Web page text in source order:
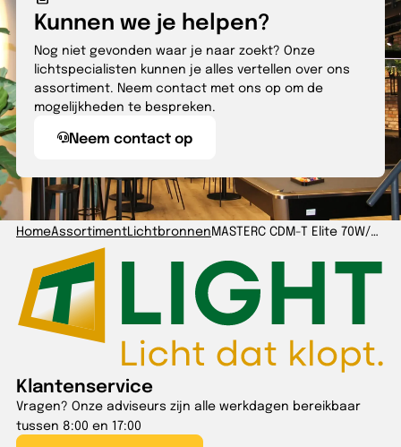
Kunnen we je helpen?
Nog niet gevonden waar je naar zoekt? Onze
lichtspecialisten kunnen je alles vertellen over ons
assortiment. Neem contact met ons op om de
mogelijkheden te bespreken.
Neem contact op
HomeAssortimentLichtbronnenMASTERC CDM-T Elite 70W/930 G12 1CT/12
Klantenservice
Vragen? Onze adviseurs zijn alle werkdagen bereikbaar
tussen 8:00 en 17:00